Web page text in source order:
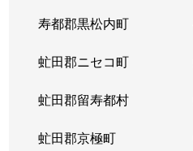
寿都郡黒松内町
虻田郡ニセコ町
虻田郡留寿都村
虻田郡京極町